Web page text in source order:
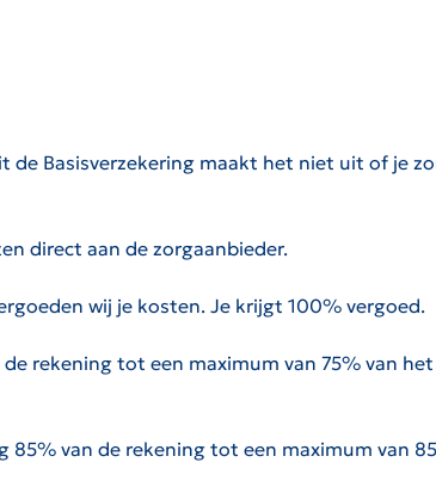
de Basisverzekering maakt het niet uit of je
direct aan de zorgaanbieder.
wij je kosten. Je krijgt 100% vergoed.
rekening tot een maximum van 75% van
85% van de rekening tot een maximum van